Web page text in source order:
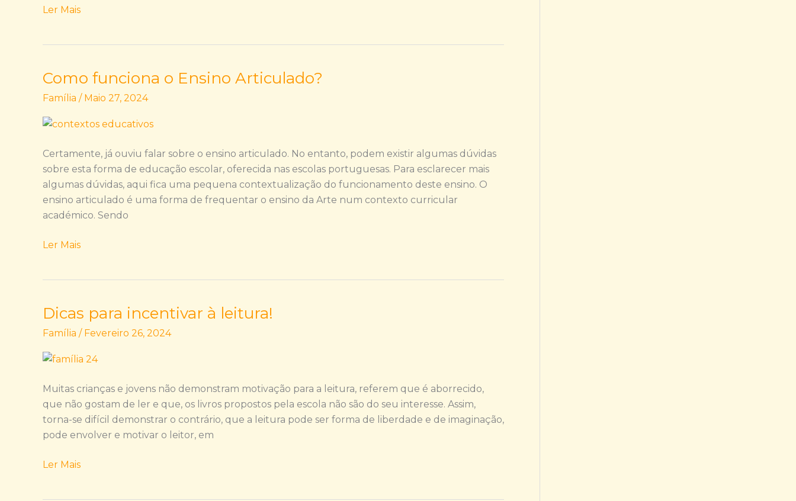
Ler Mais
Como funciona o Ensino Articulado?
Família / Maio 27, 2024
Certamente, já ouviu falar sobre o ensino articulado. No entanto, podem existir algumas dúvidas
sobre esta forma de educação escolar, oferecida nas escolas portuguesas. Para esclarecer mais
algumas dúvidas, aqui fica uma pequena contextualização do funcionamento deste ensino. O
ensino articulado é uma forma de frequentar o ensino da Arte num contexto curricular
académico. Sendo
Como
funciona
Ensino
Ler Mais
Dicas para incentivar à leitura!
Família / Fevereiro 26, 2024
Muitas crianças e jovens não demonstram motivação para a leitura, referem que é aborrecido,
que não gostam de ler e que, os livros propostos pela escola não são do seu interesse. Assim,
torna-se difícil demonstrar o contrário, que a leitura pode ser forma de liberdade e de imaginação,
pode envolver e motivar o leitor, em
Dicas
incentivar
à
Ler Mais